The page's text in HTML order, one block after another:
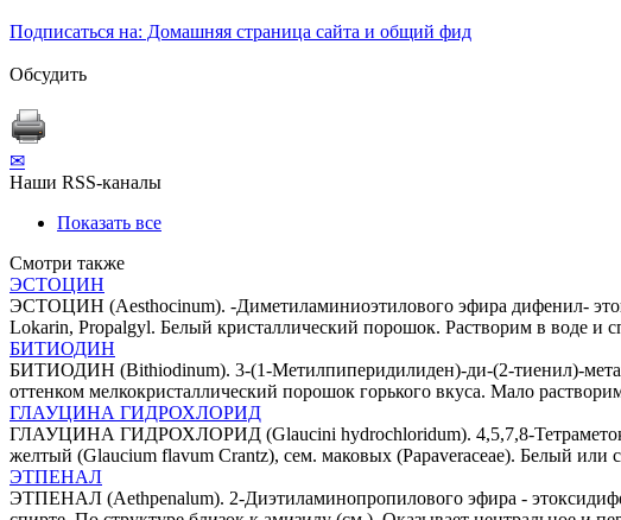
Подписаться на: Домашняя страница сайта и общий фид
Обсудить
✉
Наши RSS-каналы
Показать все
Смотри также
ЭСТОЦИН
ЭСТОЦИН (Aesthocinum). -Диметиламиниоэтилового эфира дифенил-
Lokarin, Propalgyl. Белый кристаллический порошок. Растворим в воде и
БИТИОДИН
БИТИОДИН (Bithiodinum). 3-(1-Метилпиперидилиден)-ди-(2-тиенил)-
оттенком мелкокристаллический порошок горького вкуса. Мало
ГЛАУЦИНА ГИДРОХЛОРИД
ГЛАУЦИНА ГИДРОХЛОРИД (Glaucini hydrochloridum). 4,5,7,8-
желтый (Glaucium flavum Crantz), сем. маковых (Papaveraceae). Белый
ЭТПЕНАЛ
ЭТПЕНАЛ (Аеthpenalum). 2-Диэтиламинопропилового эфира -